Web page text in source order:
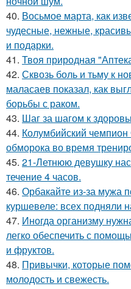
40. Восьмое марта, как
чудесные, нежные,
и подарки.
41. Твоя природная
42. Сквозь боль и тьму к
маласаев показал, как
борьбы с раком.
43. Шаг за шагом к
44. Колумбийский
обморока во время
45. 21-Летнюю девушку
течение 4 часов.
46. Орбакайте из-за мужа
куршевеле: всех подняли
47. Иногда организму
легко обеспечить с
и фруктов.
48. Привычки, которые
молодость и свежесть.